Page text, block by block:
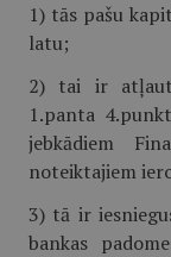
1) tās pašu
latu;
2) tai ir
1.panta
jebkādiem
noteiktajiem
3) tā ir
bankas